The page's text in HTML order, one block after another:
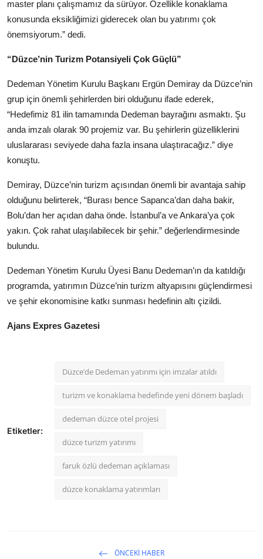
master planı çalışmamız da sürüyor. Özellikle konaklama
konusunda eksikliğimizi giderecek olan bu yatırımı çok
önemsiyorum.” dedi.
“Düzce’nin Turizm Potansiyeli Çok Güçlü”
Dedeman Yönetim Kurulu Başkanı Ergün Demiray da Düzce’nin
grup için önemli şehirlerden biri olduğunu ifade ederek,
“Hedefimiz 81 ilin tamamında Dedeman bayrağını asmaktı. Şu
anda imzalı olarak 90 projemiz var. Bu şehirlerin güzelliklerini
uluslararası seviyede daha fazla insana ulaştıracağız.” diye
konuştu.
Demiray, Düzce’nin turizm açısından önemli bir avantaja sahip
olduğunu belirterek, “Burası bence Sapanca’dan daha bakir,
Bolu’dan her açıdan daha önde. İstanbul’a ve Ankara’ya çok
yakın. Çok rahat ulaşılabilecek bir şehir.” değerlendirmesinde
bulundu.
Dedeman Yönetim Kurulu Üyesi Banu Dedeman’ın da katıldığı
programda, yatırımın Düzce’nin turizm altyapısını güçlendirmesi
ve şehir ekonomisine katkı sunması hedefinin altı çizildi.
Ajans Expres Gazetesi
Etiketler:
Düzce’de Dedeman yatırımı için imzalar atıldı
turizm ve konaklama hedefinde yeni dönem başladı
dedeman düzce otel projesi
düzce turizm yatırımı
faruk özlü dedeman açıklaması
düzce konaklama yatırımları
ÖNCEKI HABER